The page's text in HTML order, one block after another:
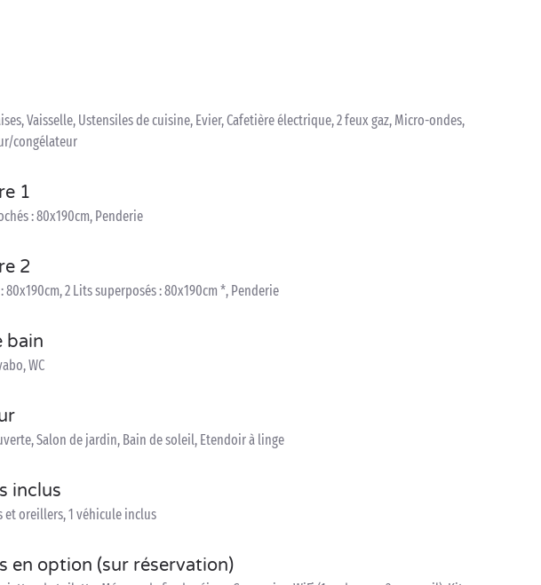
Vaisselle, Ustensiles de cuisine, Evier, Cafetière électrique, 2 feux gaz, Micro-ondes,
congélateur
1
: 80x190cm, Penderie
2
80x190cm, 2 Lits superposés : 80x190cm *, Penderie
bain
WC
Salon de jardin, Bain de soleil, Etendoir à linge
inclus
et oreillers, 1 véhicule inclus
en option (sur réservation)